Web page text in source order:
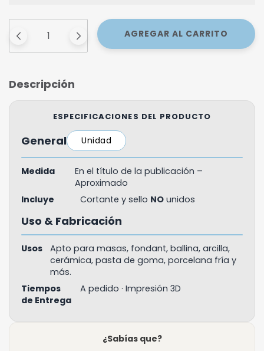
Descripción
ESPECIFICACIONES DEL PRODUCTO
General Unidad
Medida
En el título de la publicación –
Aproximado
Incluye
Cortante y sello NO unidos
Uso & Fabricación
Usos
Apto para masas, fondant, ballina, arcilla,
cerámica, pasta de goma, porcelana fría y
más.
Tiempos
de Entrega
A pedido · Impresión 3D
¿Sabías que?